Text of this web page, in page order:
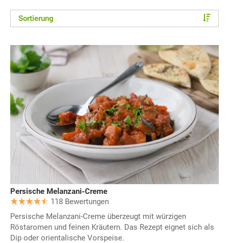
Sortierung
Persische Melanzani-Creme
118 Bewertungen
Persische Melanzani-Creme überzeugt mit würzigen
Röstaromen und feinen Kräutern. Das Rezept eignet sich als
Dip oder orientalische Vorspeise.